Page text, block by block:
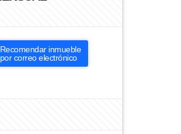
Recomendar inmueble
por correo electrónico